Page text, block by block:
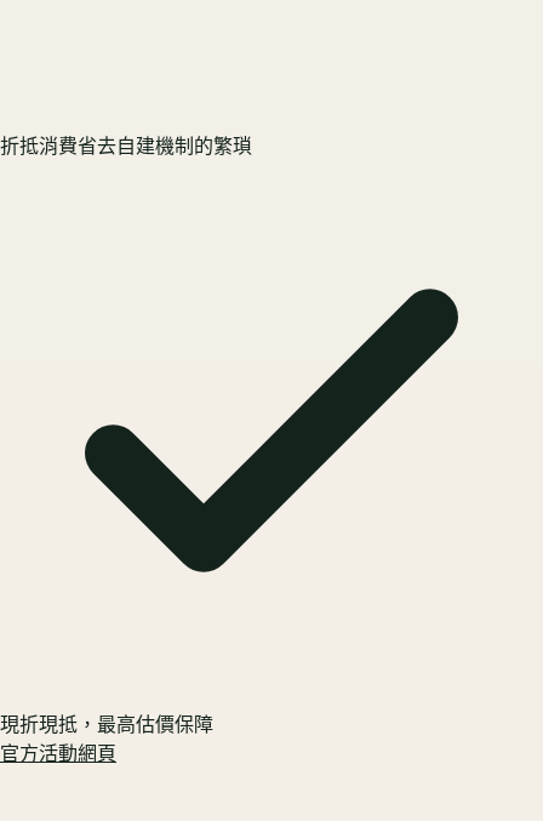
折抵消費省去自建機制的繁瑣
現折現抵，最高估價保障
官方活動網頁